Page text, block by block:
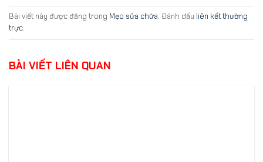
Bài viết này được đăng trong Mẹo sửa chữa. Đánh dấu liên kết thường
trực.
BÀI VIẾT LIÊN QUAN